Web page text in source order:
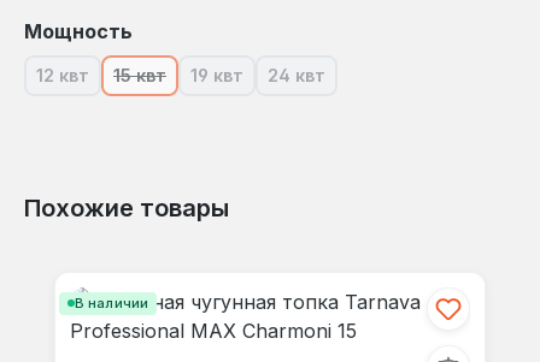
Выберите
Мощность
12 квт(В настоящее время эта опция недоступна.)
15 квт(В настоящее время эта опция недоступна.)
19 квт(В настоящее время эта опция
24 квт(В настоящее время эта
Похожие товары
В наличии